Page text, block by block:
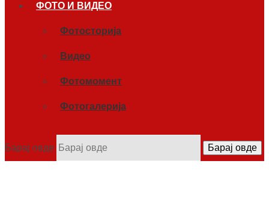
ФОТО И ВИДЕО
Фотосторија
Видео
Фотомомент
Фотогалерија
Барај овде Барај овде